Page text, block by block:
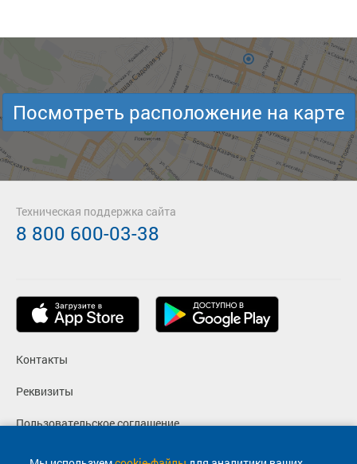
Посмотреть расположение на карте
Контакты
Реквизиты
Пользовательское соглашение
Политика конфиденциальности
Техническая поддержка сайта
8 800 600-03-38